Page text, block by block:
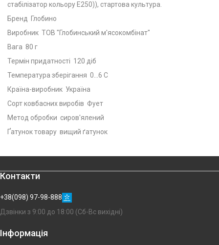
стабілізатор кольору Е250)), стартова культура.
Бренд Глобино
Виробник ТОВ "Глобинський м'ясокомбінат"
Вага 80 г
Термін придатності 120 діб
Температура зберігання 0...6 С
Країна-виробник Україна
Сорт ковбасних виробів Фует
Метод обробки сиров'ялений
Ґатунок товару вищий ґатунок
Контакти
+38(098) 97-98-888
Дзвінки з 9:00 до 18:00 (Сб-Вс вихідні)
Інформація